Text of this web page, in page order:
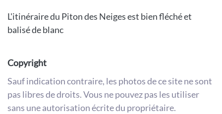
L'itinéraire du Piton des Neiges est bien fléché et
balisé de blanc
Copyright
Sauf indication contraire, les photos de ce site ne sont
pas libres de droits. Vous ne pouvez pas les utiliser
sans une autorisation écrite du propriétaire.